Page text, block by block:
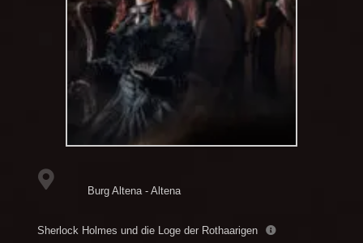
Burg Altena - Altena
Sherlock Holmes und die Loge der Rothaarigen